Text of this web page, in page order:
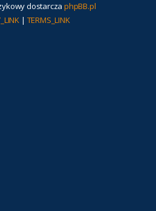
dostarcza phpBB.pl
| TERMS_LINK